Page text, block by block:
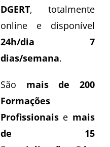
DGERT, totalmente
online e disponível
24h/dia 7
dias/semana.
São mais de 200
Formações
Profissionaise mais
de 15